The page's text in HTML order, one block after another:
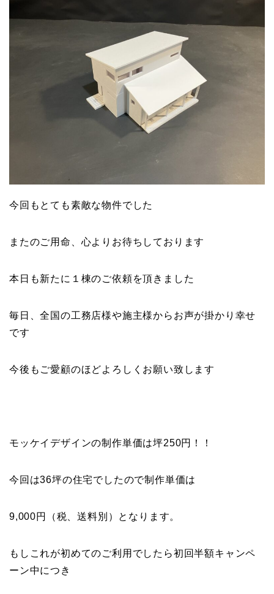
今回もとても素敵な物件でした
またのご用命、心よりお待ちしております
本日も新たに１棟のご依頼を頂きました
毎日、全国の工務店様や施主様からお声が掛かり幸せ
です
今後もご愛顧のほどよろしくお願い致します
モッケイデザインの制作単価は坪250円！！
今回は36坪の住宅でしたので制作単価は
9,000円（税、送料別）となります。
もしこれが初めてのご利用でしたら初回半額キャンペ
ーン中につき